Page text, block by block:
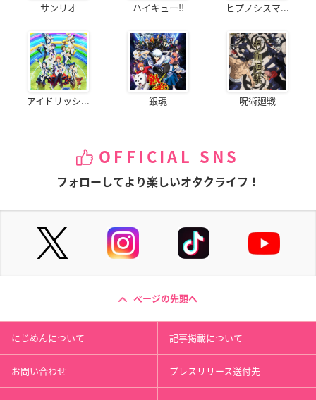
サンリオ ハイキュー!! ヒプノシスマ...
アイドリッシ... 銀魂 呪術廻戦
OFFICIAL SNS
フォローしてより楽しいオタクライフ！
ページの先頭へ
にじめんについて 記事掲載について
お問い合わせ プレスリリース送付先